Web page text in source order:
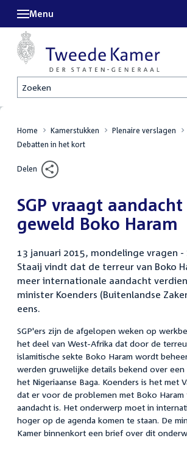
Zoeken
Menu
Home Kamerstukken
Plenaire verslagen
Debatten in het kort
Delen
SGP vraagt
geweld Boko Haram
13 januari 2015, mondelinge vragen -
Staaij vindt dat de terreur van Boko
meer internationale aandacht
minister Koenders (Buitenlandse
eens.
SGP'ers zijn de afgelopen weken op
het deel van West-Afrika dat door de
islamitische sekte Boko Haram wordt
werden gruwelijke details bekend over
het Nigeriaanse Baga. Koenders is het met
dat er voor de problemen met Boko Haram
aandacht is. Het onderwerp moet in
hoger op de agenda komen te staan. De
Kamer binnenkort een brief over dit